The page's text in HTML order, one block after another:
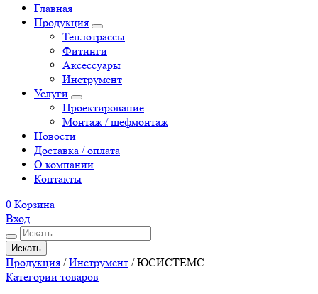
Главная
Продукция
Теплотрассы
Фитинги
Аксессуары
Инструмент
Услуги
Проектирование
Монтаж / шефмонтаж
Новости
Доставка / оплата
О компании
Контакты
0 Корзина
Вход
Искать
Продукция /Инструмент /ЮСИСТЕМС
Категории товаров